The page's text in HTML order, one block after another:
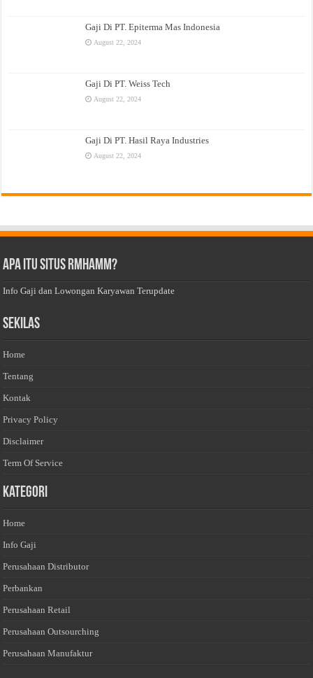
Gaji Di PT. Epiterma Mas Indonesia
August 22, 2024
Gaji Di PT. Weiss Tech
August 22, 2024
Gaji Di PT. Hasil Raya Industries
August 22, 2024
Apa Itu Situs Rmhamm?
Info Gaji dan Lowongan Karyawan Terupdate
Sekilas
Home
Tentang
Kontak
Privacy Policy
Disclaimer
Term Of Service
Kategori
Home
Info Gaji
Perusahaan Distributor
Perbankan
Perusahaan Retail
Perusahaan Outsourching
Perusahaan Manufaktur